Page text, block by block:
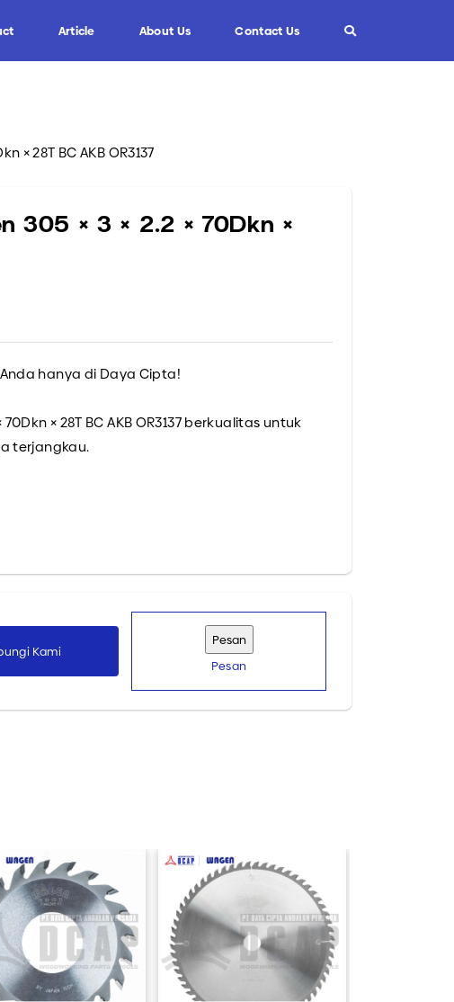
Custom Blade
Article
Info
Informasi Umum
About Us Contact Us
× 28T BC AKB OR3137
305 × 3 × 2.2 × 70Dkn ×
hanya di Daya Cipta!
× 28T BC AKB OR3137 berkualitas untuk
terjangkau.
Anda. Tunggu apa lagi? Kunjungi Daya Cipta
Kami
Pesan